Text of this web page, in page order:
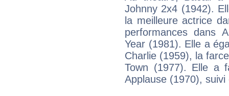
Johnny 2x4 (1942).
la meilleure actrice
performances dans
Year (1981). Elle a
Charlie (1959), la
Town (1977). Elle a
Applause (1970),